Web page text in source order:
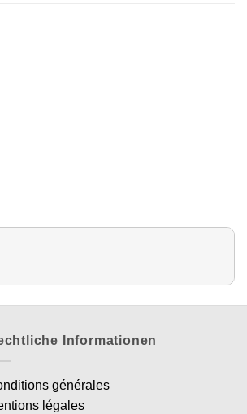
Informationen
générales
légales